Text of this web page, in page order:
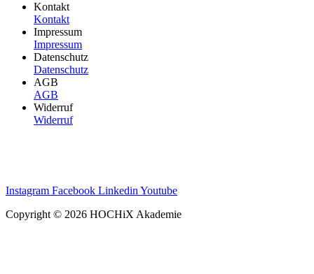
Kontakt
Kontakt
Impressum
Impressum
Datenschutz
Datenschutz
AGB
AGB
Widerruf
Widerruf
Instagram Facebook Linkedin Youtube
Copyright © 2026 HOCHiX Akademie